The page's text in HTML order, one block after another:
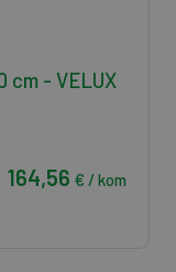
cm - VELUX
164,56 € / kom